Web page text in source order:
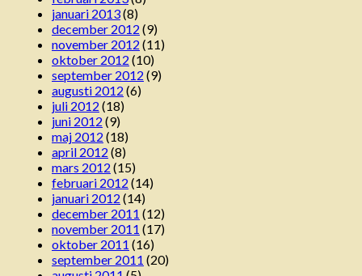
januari 2013(8)
december 2012 (9)
november 2012 (11)
oktober 2012 (10)
september 2012 (9)
augusti 2012 (6)
juli 2012 (18)
juni 2012 (9)
maj 2012 (18)
april 2012 (8)
mars 2012 (15)
februari 2012 (14)
januari 2012 (14)
december 2011 (12)
november 2011 (17)
oktober 2011 (16)
september 2011 (20)